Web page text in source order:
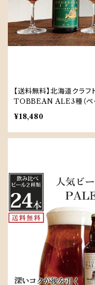
【送料無料】北海道クラ
TOBBEAN ALE3種（ペー
¥18,480